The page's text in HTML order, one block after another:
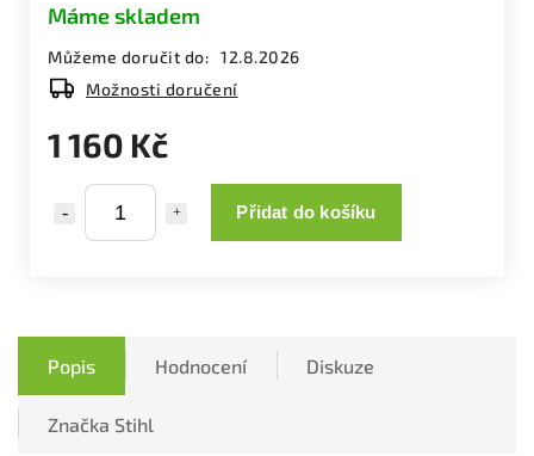
1 160 Kč
Přidat do košíku
Máme skladem
Můžeme doručit do: 12.8.2026
Možnosti doručení
Popis Hodnocení Diskuze
Značka Stihl